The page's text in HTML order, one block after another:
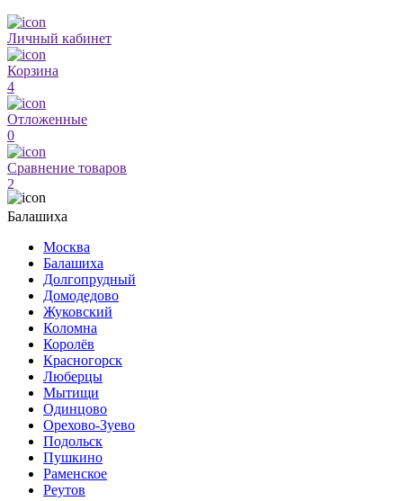
Личный кабинет
Корзина
4
Отложенные
0
Сравнение товаров
2
Балашиха
Москва
Балашиха
Долгопрудный
Домодедово
Жуковский
Коломна
Королёв
Красногорск
Люберцы
Мытищи
Одинцово
Орехово-Зуево
Подольск
Пушкино
Раменское
Реутов